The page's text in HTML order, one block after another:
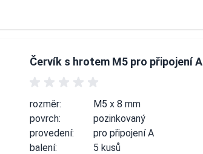
Červík s hrotem M5 pro připojení A
rozměr:
M5 x 8 mm
povrch:
pozinkovaný
provedení:
pro připojení A
balení:
5 kusů